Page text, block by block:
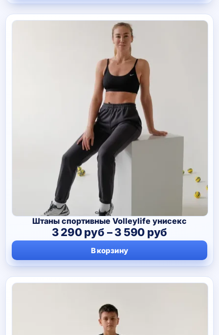
100 руб.
Штаны спортивные Volleylife унисекс
3 290руб – 3 590 руб
цен:
3
290 руб
–
В корзину